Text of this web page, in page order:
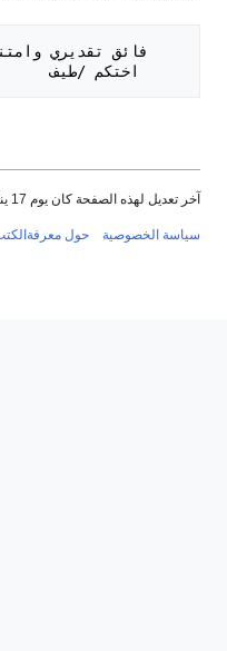
آخر تعديل لهذه الصفحة كان يوم 17 يناير 2007، الساعة 16:01.
سياسة الخصوصية حول